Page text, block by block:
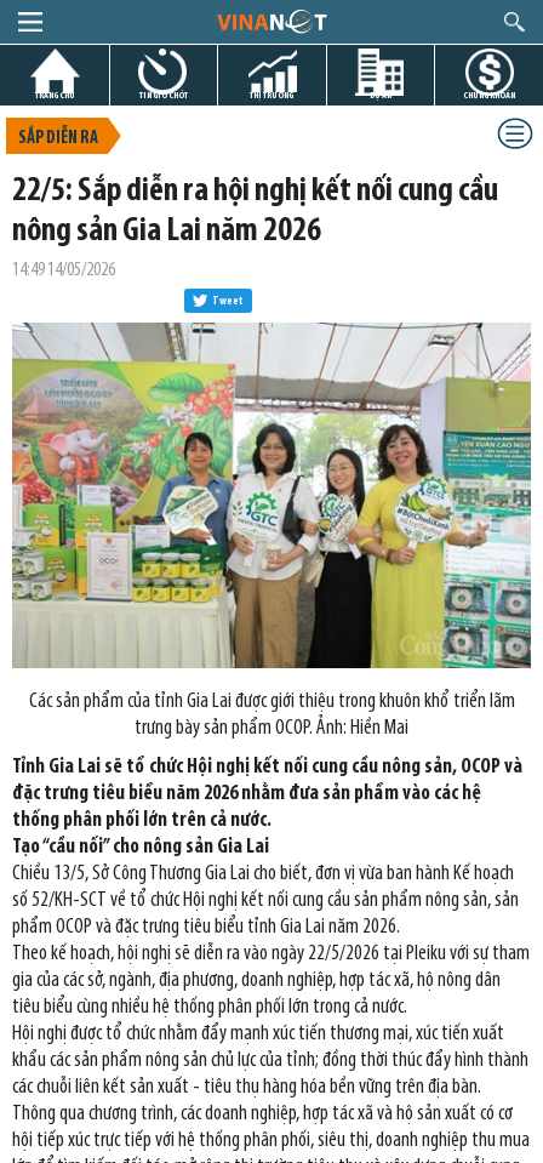
TRANG CHỦ TIN GIỜ CHÓT THỊ TRƯỜNG DỰ ÁN CHỨNG KHOÁN
SẮP DIỄN RA
22/5: Sắp diễn ra hội nghị kết nối cung cầu
nông sản Gia Lai năm 2026
14:49 14/05/2026
Tweet
Các sản phẩm của tỉnh Gia Lai được giới thiệu trong khuôn khổ triển lãm
trưng bày sản phẩm OCOP. Ảnh: Hiền Mai
Tỉnh Gia Lai sẽ tổ chức Hội nghị kết nối cung cầu nông sản, OCOP và
đặc trưng tiêu biểu năm 2026 nhằm đưa sản phẩm vào các hệ
thống phân phối lớn trên cả nước.
Tạo “cầu nối” cho nông sản Gia Lai
Chiều 13/5, Sở Công Thương Gia Lai cho biết, đơn vị vừa ban hành Kế hoạch
số 52/KH-SCT về tổ chức Hội nghị kết nối cung cầu sản phẩm nông sản, sản
phẩm OCOP và đặc trưng tiêu biểu tỉnh Gia Lai năm 2026.
Theo kế hoạch, hội nghị sẽ diễn ra vào ngày 22/5/2026 tại Pleiku với sự tham
gia của các sở, ngành, địa phương, doanh nghiệp, hợp tác xã, hộ nông dân
tiêu biểu cùng nhiều hệ thống phân phối lớn trong cả nước.
Hội nghị được tổ chức nhằm đẩy mạnh xúc tiến thương mại, xúc tiến xuất
khẩu các sản phẩm nông sản chủ lực của tỉnh; đồng thời thúc đẩy hình thành
các chuỗi liên kết sản xuất - tiêu thụ hàng hóa bền vững trên địa bàn.
Thông qua chương trình, các doanh nghiệp, hợp tác xã và hộ sản xuất có cơ
hội tiếp xúc trực tiếp với hệ thống phân phối, siêu thị, doanh nghiệp thu mua